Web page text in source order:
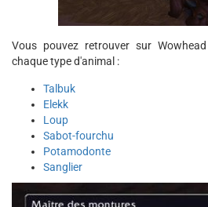
Vous pouvez retrouver sur
chaque type d'animal :
Talbuk
Elekk
Loup
Sabot-fourchu
Potamodonte
Sanglier